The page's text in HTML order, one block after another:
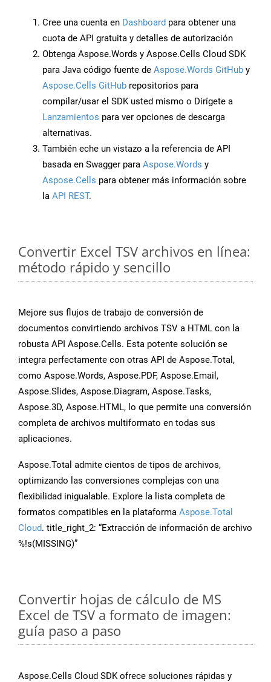
Cree una cuenta en Dashboard para obtener una
cuota de API gratuita y detalles de autorización
Obtenga Aspose.Words y Aspose.Cells Cloud SDK
para Java código fuente de Aspose.Words GitHub y
Aspose.Cells GitHub repositorios para
compilar/usar el SDK usted mismo o Dirígete a
Lanzamientos para ver opciones de descarga
alternativas.
También eche un vistazo a la referencia de API
basada en Swagger para Aspose.Words y
Aspose.Cells para obtener más información sobre
la API REST.
Convertir Excel TSV archivos en línea:
método rápido y sencillo
Mejore sus flujos de trabajo de conversión de
documentos convirtiendo archivos TSV a HTML con la
robusta API Aspose.Cells. Esta potente solución se
integra perfectamente con otras API de Aspose.Total,
como Aspose.Words, Aspose.PDF, Aspose.Email,
Aspose.Slides, Aspose.Diagram, Aspose.Tasks,
Aspose.3D, Aspose.HTML, lo que permite una conversión
completa de archivos multiformato en todas sus
aplicaciones.
Aspose.Total admite cientos de tipos de archivos,
optimizando las conversiones complejas con una
flexibilidad inigualable. Explore la lista completa de
formatos compatibles en la plataforma Aspose.Total
Cloud. title_right_2: “Extracción de información de archivo
%!s(MISSING)”
Convertir hojas de cálculo de MS
Excel de TSV a formato de imagen:
guía paso a paso
Aspose.Cells Cloud SDK ofrece soluciones rápidas y